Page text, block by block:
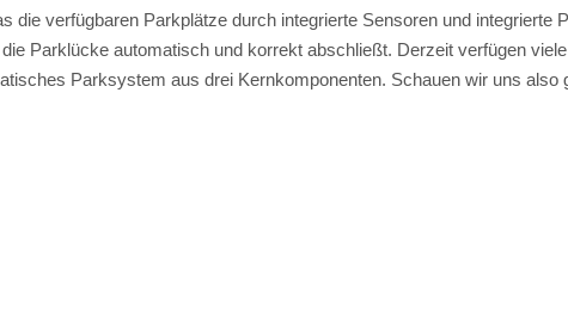
die verfügbaren Parkplätze durch integrierte Sensoren und integrierte
Parklücke automatisch und korrekt abschließt. Derzeit verfügen
Parksystem aus drei Kernkomponenten. Schauen wir uns